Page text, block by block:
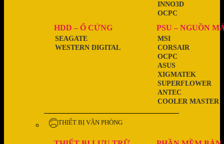
OCPC
INNO3D
HDD – Ổ CỨNG
WESTERN DIGITAL
SEAGATE
PSU – NGUỒN
COOLER MASTER
ANTEC
SUPERFLOWER
XIGMATEK
ASUS
OCPC
CORSAIR
MSI
THIẾT BỊ VĂN PHÒNG